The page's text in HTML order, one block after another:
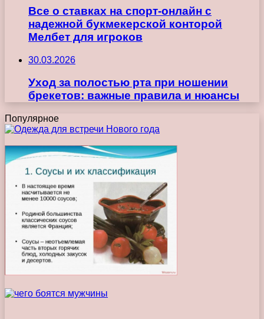
Все о ставках на спорт-онлайн с
надежной букмекерской конторой
Мелбет для игроков
30.03.2026
Уход за полостью рта при ношении
брекетов: важные правила и нюансы
Популярное